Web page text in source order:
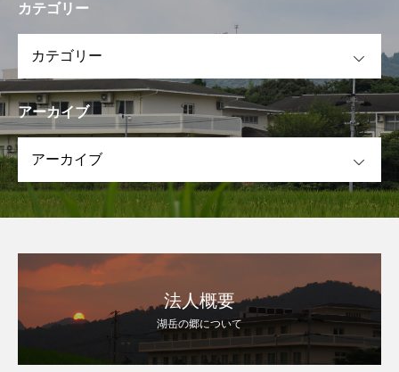
カテゴリー
アーカイブ
法人概要
湖岳の郷について